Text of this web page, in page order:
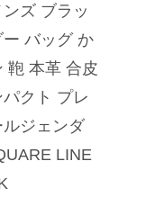
ズ ブラッ
バッグ か
鞄 本革 合皮
クト プレ
ジェンダ
LINE